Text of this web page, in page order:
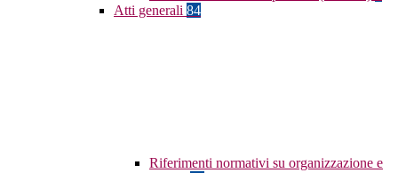
Atti generali 84
Riferimenti normativi su organizzazione e